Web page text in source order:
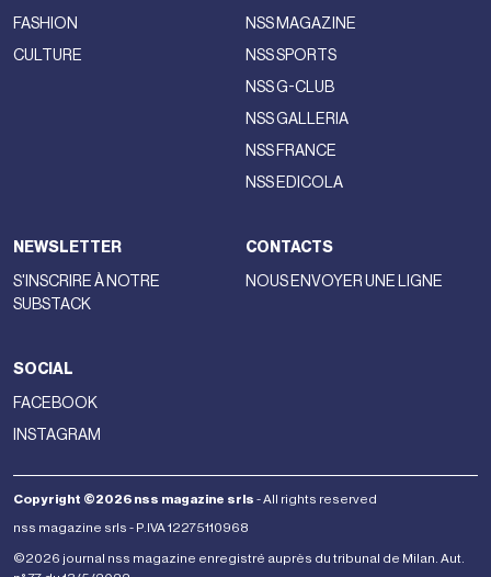
FASHION
CULTURE
NSS MAGAZINE
NSS SPORTS
NSS G-CLUB
NSS GALLERIA
NSS FRANCE
NSS EDICOLA
NEWSLETTER
S'INSCRIRE À NOTRE
SUBSTACK
CONTACTS
NOUS ENVOYER UNE LIGNE
SOCIAL
FACEBOOK
INSTAGRAM
Copyright ©2026 nss magazine srls - All rights reserved
nss magazine srls - P.IVA 12275110968
©2026 journal nss magazine enregistré auprès du tribunal de Milan. Aut.